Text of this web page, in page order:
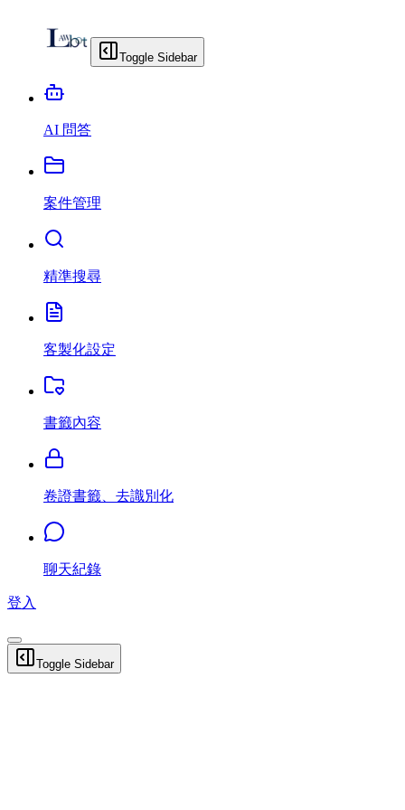
Toggle Sidebar
AI 問答
案件管理
精準搜尋
客製化設定
書籤內容
卷證書籤、去識別化
聊天紀錄
登入
Toggle Sidebar